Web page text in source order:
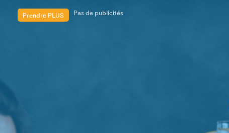
Prendre PLUS
Les événements sont retenus